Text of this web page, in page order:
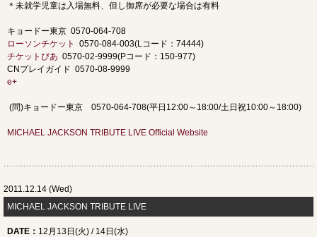
＊未就学児童は入場無料、但し御席が必要な場合は有料
キョードー東京 0570-064-708
ローソンチケット
0570-084-003(Lコード：74444)
チケットぴあ 0570-02-9999(Pコード：150-977)
CNプレイガイド 0570-08-9999
e+
(問)キョードー東京 0570-064-708(平日12:00～18:00/土日祝10:00～18:00)
MICHAEL JACKSON TRIBUTE LIVE Official Website
2011.12.14 (Wed)
MICHAEL JACKSON TRIBUTE LIVE
DATE ： 12月13日(火) / 14日(水)